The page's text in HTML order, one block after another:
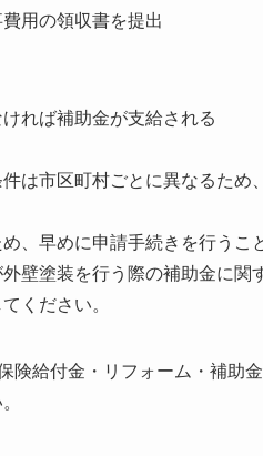
用の領収書を提出
れば補助金が支給される
は市区町村ごとに異なるた
、早めに申請手続きを行うこ
壁塗装を行う際の補助金に
ください。
険給付金・リフォーム・補助